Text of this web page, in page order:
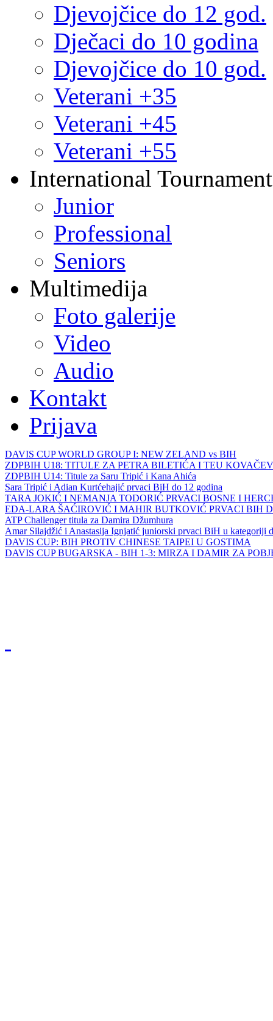
Djevojčice do 12 god.
Dječaci do 10 godina
Djevojčice do 10 god.
Veterani +35
Veterani +45
Veterani +55
International
Junior
Professional
Seniors
Multimedija
Foto galerije
Video
Audio
Kontakt
Prijava
DAVIS CUP WORLD GROUP I: NEW ZELAND vs BIH
ZDPBIH U18: TITULE ZA PETRA BILETIĆA I TEU
ZDPBIH U14: Titule za Saru Tripić i Kana Ahića
Sara Tripić i Adian Kurtćehajić prvaci BiH do 12 godina
TARA JOKIĆ I NEMANJA TODORIĆ PRVACI BOSNE I
EDA-LARA ŠAĆIROVIĆ I MAHIR BUTKOVIĆ PRVACI BIH
ATP Challenger titula za Damira Džumhura
Amar Silajdžić i Anastasija Ignjatić juniorski prvaci BiH u kategoriji
DAVIS CUP: BIH PROTIV CHINESE TAIPEI U GOSTIMA
DAVIS CUP BUGARSKA - BIH 1-3: MIRZA I DAMIR ZA